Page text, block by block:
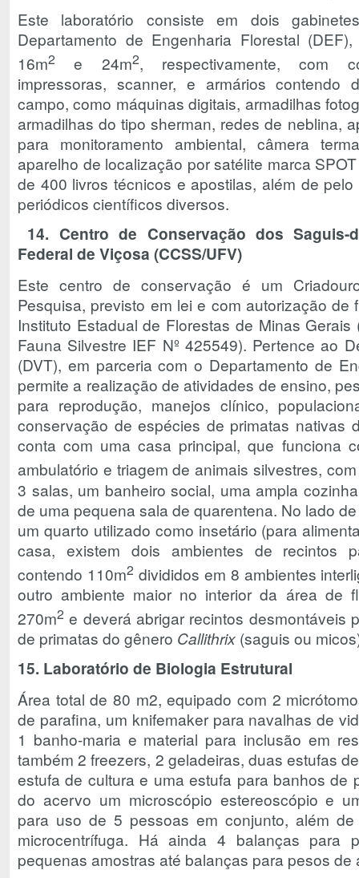
Este laboratório consiste em dois
Departamento de Engenharia Florestal
16m2 e 24m2, respectivamente, com
impressoras, scanner, e armários contendo
campo, como máquinas digitais, armadilhas
armadilhas do tipo sherman, redes de neblina,
para monitoramento ambiental, câmera
aparelho de localização por satélite marca
de 400 livros técnicos e apostilas, além de
periódicos científicos diversos.
14. Centro de Conservação dos Saguis-
Federal de Viçosa (CCSS/UFV)
Este centro de conservação é um
Pesquisa, previsto em lei e com autorização de
Instituto Estadual de Florestas de Minas
Fauna Silvestre IEF Nº 425549). Pertence ao
(DVT), em parceria com o Departamento de
permite a realização de atividades de ensino,
para reprodução, manejos clínico,
conservação de espécies de primatas nativas
conta com uma casa principal, que funciona
ambulatório e triagem de animais silvestres,
3 salas, um banheiro social, uma ampla
de uma pequena sala de quarentena. No lado
um quarto utilizado como insetário (para
casa, existem dois ambientes de recintos
contendo 110m2 divididos em 8 ambientes
outro ambiente maior no interior da área de
270m2 e deverá abrigar recintos desmontáveis
de primatas do gênero Callithrix (saguis ou
15. Laboratório de Biologia Estrutural
Área total de 80 m2, equipado com 2
de parafina, um knifemaker para navalhas de
1 banho-maria e material para inclusão em
também 2 freezers, 2 geladeiras, duas estufas
estufa de cultura e uma estufa para banhos de
do acervo um microscópio estereoscópio e
para uso de 5 pessoas em conjunto, além
microcentrífuga. Há ainda 4 balanças para
pequenas amostras até balanças para pesos de